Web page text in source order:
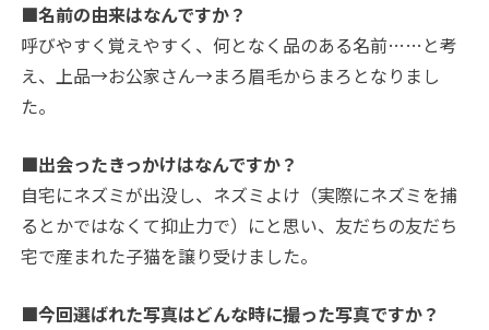
■名前の由来はなんですか？
呼びやすく覚えやすく、何となく品のある名前……と考
え、上品→お公家さん→まろ眉毛からまろとなりまし
た。
■出会ったきっかけはなんですか？
自宅にネズミが出没し、ネズミよけ（実際にネズミを捕
るとかではなくて抑止力で）にと思い、友だちの友だち
宅で産まれた子猫を譲り受けました。
■今回選ばれた写真はどんな時に撮った写真ですか？